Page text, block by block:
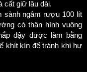
cất giữ lâu dài.
sành ngâm rượu 100 lít
có thân hình vuông
đậy được làm bằng
khít kín để tránh khí hư